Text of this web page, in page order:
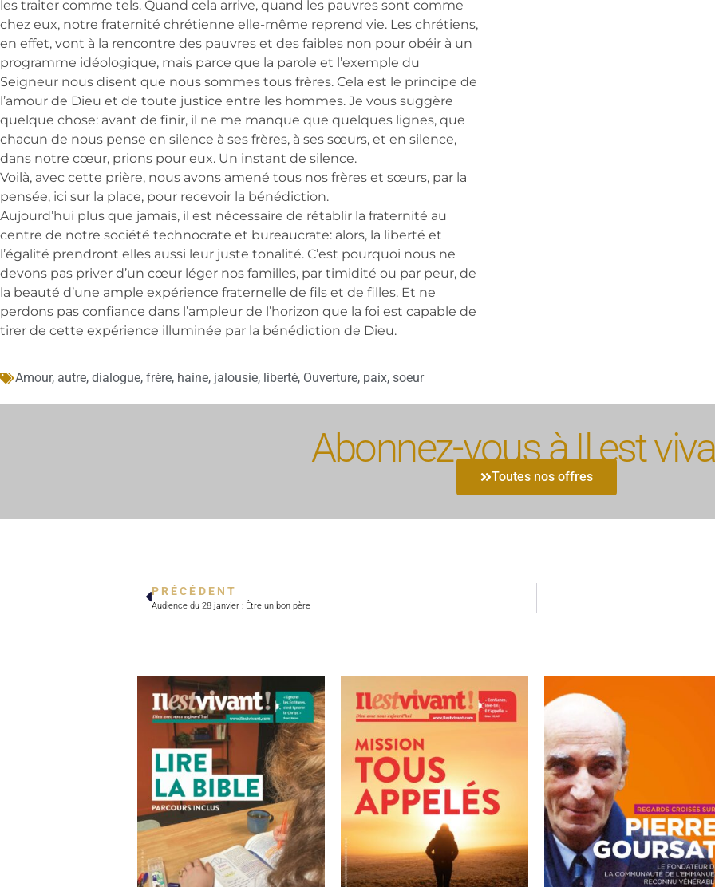
les traiter comme tels. Quand cela arrive, quand les pauvres sont comme
chez eux, notre fraternité chrétienne elle-même reprend vie. Les chrétiens,
en effet, vont à la rencontre des pauvres et des faibles non pour obéir à un
programme idéologique, mais parce que la parole et l’exemple du
Seigneur nous disent que nous sommes tous frères. Cela est le principe de
l’amour de Dieu et de toute justice entre les hommes. Je vous suggère
quelque chose: avant de finir, il ne me manque que quelques lignes, que
chacun de nous pense en silence à ses frères, à ses sœurs, et en silence,
dans notre cœur, prions pour eux. Un instant de silence.
Voilà, avec cette prière, nous avons amené tous nos frères et sœurs, par la
pensée, ici sur la place, pour recevoir la bénédiction.
Aujourd’hui plus que jamais, il est nécessaire de rétablir la fraternité au
centre de notre société technocrate et bureaucrate: alors, la liberté et
l’égalité prendront elles aussi leur juste tonalité. C’est pourquoi nous ne
devons pas priver d’un cœur léger nos familles, par timidité ou par peur, de
la beauté d’une ample expérience fraternelle de fils et de filles. Et ne
perdons pas confiance dans l’ampleur de l’horizon que la foi est capable de
tirer de cette expérience illuminée par la bénédiction de Dieu.
Amour, autre, dialogue, frère, haine, jalousie, liberté, Ouverture, paix, soeur
Abonnez-vous à Il est
Toutes nos offres
PRÉCÉDENT
Audience du 28 janvier : Être un bon père